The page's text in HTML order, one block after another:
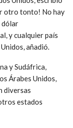
otro tonto! No hay
dólar
y cualquier país
añadió.
y Sudáfrica,
Árabes Unidos,
diversas
estados